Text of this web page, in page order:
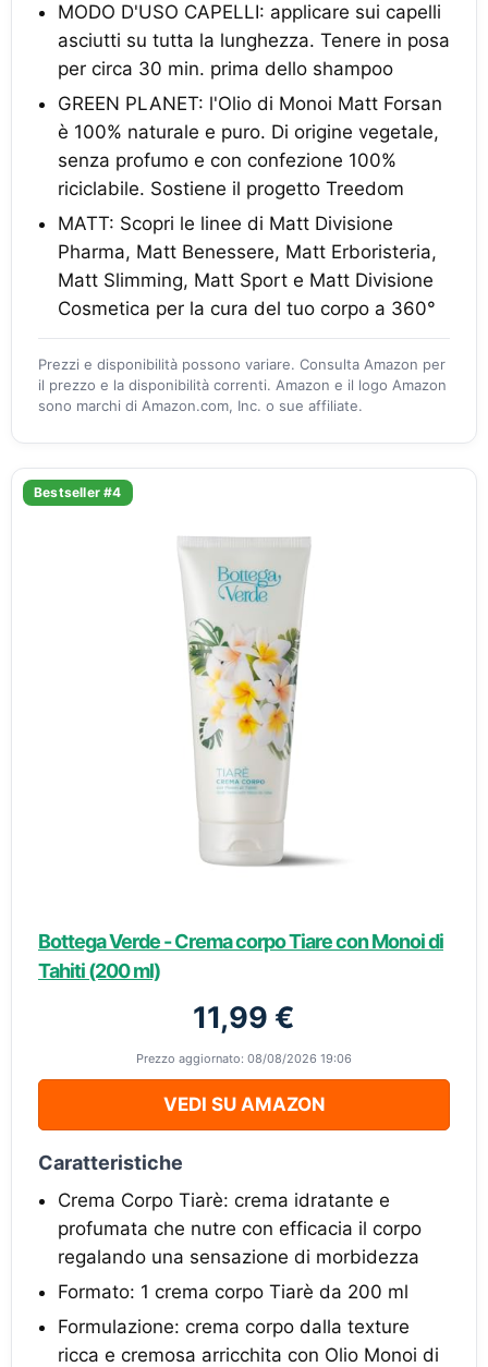
MODO D'USO CAPELLI: applicare sui capelli
asciutti su tutta la lunghezza. Tenere in posa
per circa 30 min. prima dello shampoo
GREEN PLANET: l'Olio di Monoi Matt Forsan
è 100% naturale e puro. Di origine vegetale,
senza profumo e con confezione 100%
riciclabile. Sostiene il progetto Treedom
MATT: Scopri le linee di Matt Divisione
Pharma, Matt Benessere, Matt Erboristeria,
Matt Slimming, Matt Sport e Matt Divisione
Cosmetica per la cura del tuo corpo a 360°
Prezzi e disponibilità possono variare. Consulta Amazon per
il prezzo e la disponibilità correnti. Amazon e il logo Amazon
sono marchi di Amazon.com, Inc. o sue affiliate.
Bestseller #4
Bottega Verde - Crema corpo Tiare con Monoi di
Tahiti (200 ml)
11,99 €
Prezzo aggiornato: 08/08/2026 19:06
VEDI SU AMAZON
Caratteristiche
Crema Corpo Tiarè: crema idratante e
profumata che nutre con efficacia il corpo
regalando una sensazione di morbidezza
Formato: 1 crema corpo Tiarè da 200 ml
Formulazione: crema corpo dalla texture
ricca e cremosa arricchita con Olio Monoi di